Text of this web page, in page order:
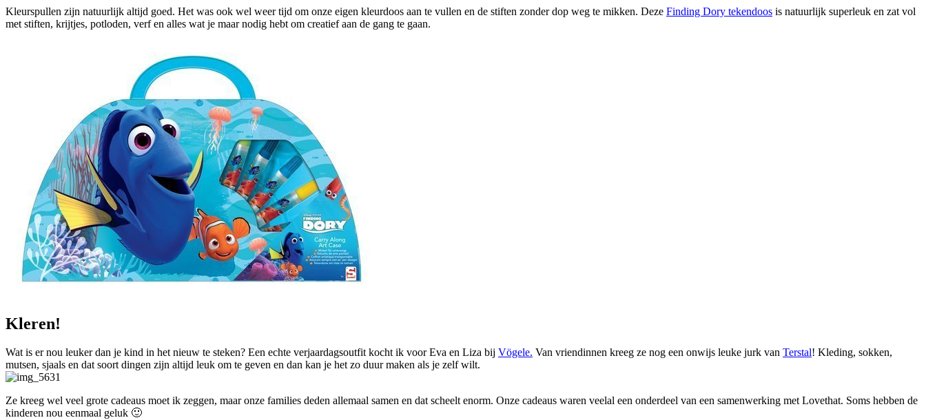
Kleurspullen zijn natuurlijk altijd goed. Het was ook wel weer tijd om onze eigen kleurdoos aan te vullen en de stiften zonder dop weg te mikken. Deze Finding Dory tekendoos is natuurlijk superleuk en zat vol
met stiften, krijtjes, potloden, verf en alles wat je maar nodig hebt om creatief aan de gang te gaan.
Kleren!
Wat is er nou leuker dan je kind in het nieuw te steken? Een echte verjaardagsoutfit kocht ik voor Eva en Liza bij Vögele. Van vriendinnen kreeg ze nog een onwijs leuke jurk van Terstal! Kleding, sokken,
mutsen, sjaals en dat soort dingen zijn altijd leuk om te geven en dan kan je het zo duur maken als je zelf wilt.
Ze kreeg wel veel grote cadeaus moet ik zeggen, maar onze families deden allemaal samen en dat scheelt enorm. Onze cadeaus waren veelal een onderdeel van een samenwerking met Lovethat. Soms hebben de
kinderen nou eenmaal geluk 🙂